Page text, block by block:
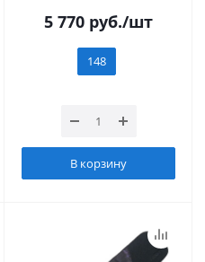
5 770 руб./шт
148
В корзину